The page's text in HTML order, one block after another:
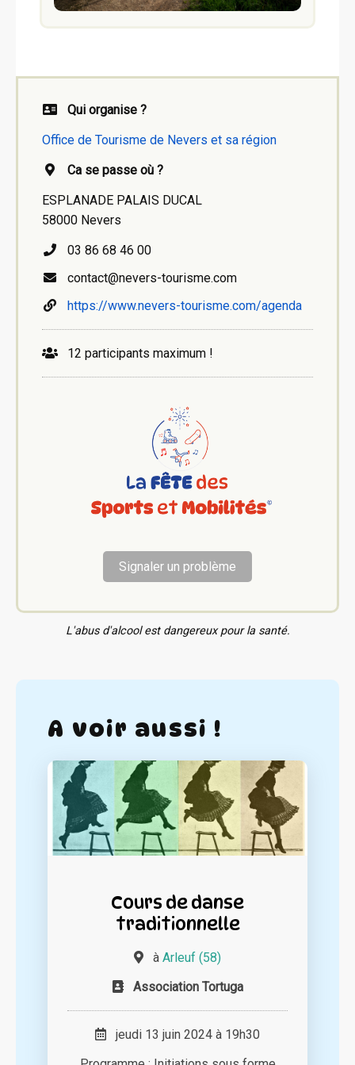
Qui organise ?
Office de Tourisme de Nevers et sa région
Ca se passe où ?
ESPLANADE PALAIS DUCAL
58000 Nevers
03 86 68 46 00
contact@nevers-tourisme.com
https://www.nevers-tourisme.com/agenda
12 participants maximum !
Signaler un problème
L'abus d'alcool est dangereux pour la santé.
A voir aussi !
Cours de danse
traditionnelle
à Arleuf (58)
Association Tortuga
jeudi 13 juin 2024 à 19h30